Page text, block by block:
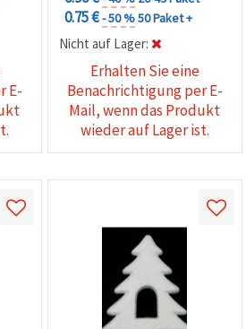
E-
0.75 €- 50 %50 Paket +
Nicht auf Lager:
Erhalten Sie eine
Benachrichtigung per E-
Mail, wenn das Produkt
wieder auf Lager ist.